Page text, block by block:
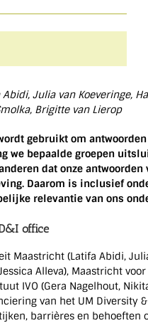
Julia van Koeveringe,
Brigitte van Lierop
gebruikt om
we bepaalde groepen
dat onze
Daarom is inclusief
relevantie van ons
office
Maastricht (Latifa Abidi,
Alleva), Maastricht
IVO (Gera Nagelhout,
van het UM Diversity
barrières en behoeften